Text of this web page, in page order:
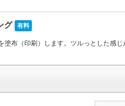
グ 有料
塗布（印刷）します。ツルっとした感